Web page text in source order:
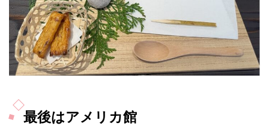
最後はアメリカ館